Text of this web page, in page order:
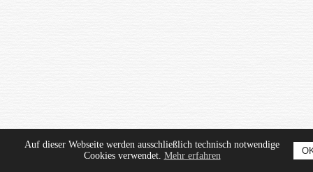
Auf dieser Webseite werden ausschließlich technisch notwendige
Cookies verwendet. Mehr erfahren